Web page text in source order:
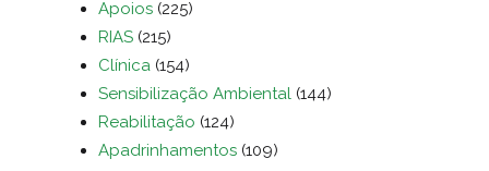
Apoios (225)
RIAS (215)
Clínica (154)
Sensibilização Ambiental (144)
Reabilitação (124)
Apadrinhamentos (109)